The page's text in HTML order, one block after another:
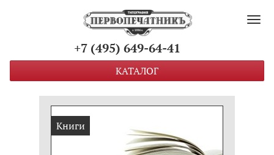
+7 (495) 649-64-41
КАТАЛОГ
Книги